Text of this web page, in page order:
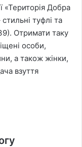
«Територія Добра
туфлі та
Отримати таку
особи,
а також жінки,
взуття